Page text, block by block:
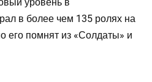
в более чем 135 ролях на
его помнят из «Солдаты» и